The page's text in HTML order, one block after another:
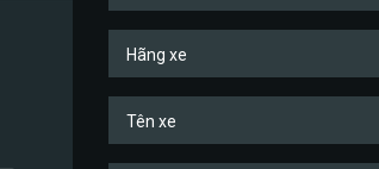
Hãng xe
Tên xe